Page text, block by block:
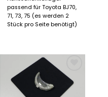
passend für Toyota BJ70,
71, 73, 75 (es werden 2
Stück pro Seite benötigt)
Zum
Merkzettel
hinzufügen